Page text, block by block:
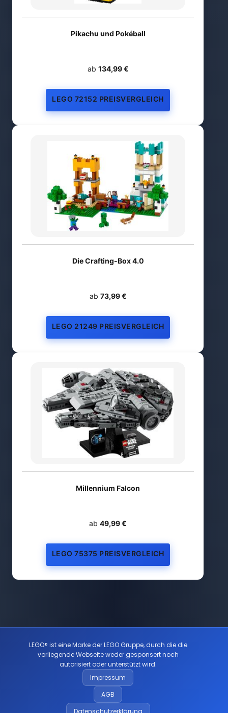
Pikachu und Pokéball
ab 134,99 €
LEGO 72152 PREISVERGLEICH
Die Crafting-Box 4.0
ab 73,99 €
LEGO 21249 PREISVERGLEICH
Millennium Falcon
ab 49,99 €
LEGO 75375 PREISVERGLEICH
LEGO® ist eine Marke der LEGO Gruppe, durch die die
vorliegende Webseite weder gesponsert noch
autorisiert oder unterstützt wird.
Impressum
AGB
Datenschutzerklärung